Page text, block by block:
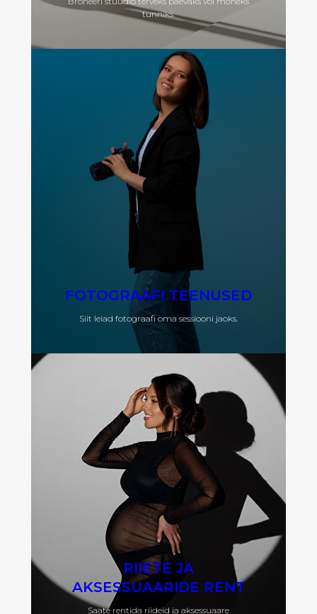
tunniks.
FOTOGRAAFI TEENUSED
Siit leiad fotograafi oma sessiooni jaoks.
RIIETE JA
AKSESSUAARIDE RENT
Saate rentida riideid ja aksessuaare